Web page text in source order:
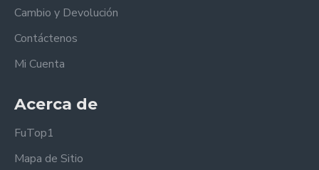
Cambio y Devolución
Contáctenos
Mi Cuenta
Acerca de
FuTop1
Mapa de Sitio